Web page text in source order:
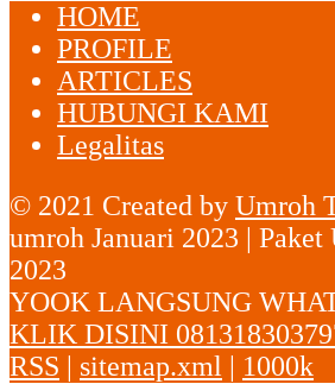
HOME
PROFILE
ARTICLES
HUBUNGI KAMI
Legalitas
© 2021 Created by Umroh
umroh Januari 2023 |
2023
YOOK LANGSUNG
KLIK DISINI
RSS
sitemap.xml 1000k